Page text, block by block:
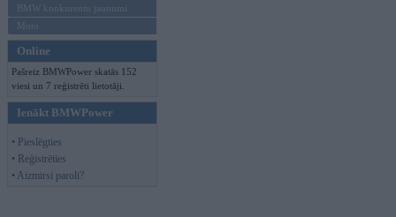
BMW konkurentu jaunumi
Moto
Online
Pašreiz BMWPower skatās 152
viesi un 7 reģistrēti lietotāji.
Ienākt BMWPower
• Pieslēgties
• Reģistrēties
• Aizmirsi paroli?